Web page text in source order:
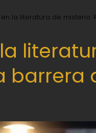
la literatura de
barrera